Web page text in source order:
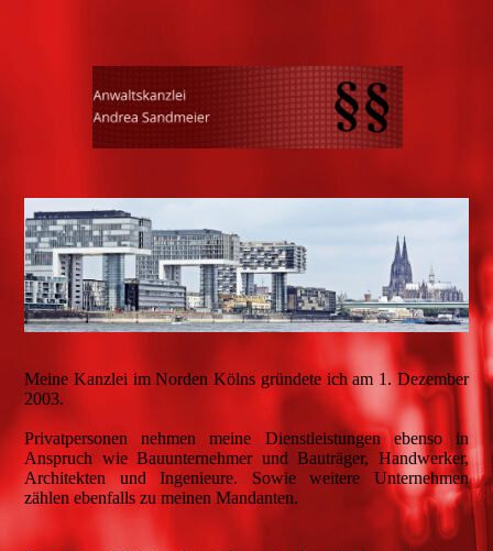
Meine Kanzlei im Norden Kölns gründete ich am 1. Dezember
2003.
Privatpersonen nehmen meine Dienstleistungen ebenso in
Anspruch wie Bauunternehmer und Bauträger, Handwerker,
Architekten und Ingenieure. Sowie weitere Unternehmen
zählen ebenfalls zu meinen Mandanten.